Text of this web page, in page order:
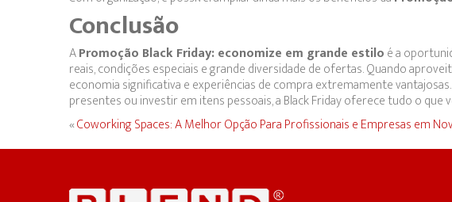
Conclusão
APromoção Black Friday: economize em grande estiloé a
reais, condições especiais e grande diversidade de ofertas. Quando
economia significativa e experiências de compra extremamente
presentes ou investir em itens pessoais, a Black Friday oferece tudo o
«Coworking Spaces: A Melhor Opção Para Profissionais e Empresas em